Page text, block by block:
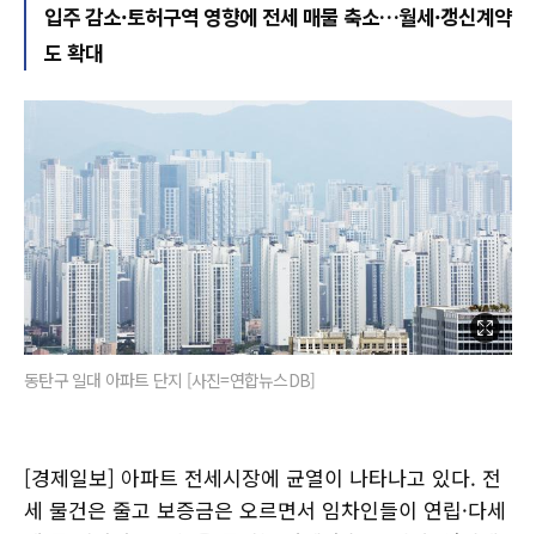
입주 감소·토허구역 영향에 전세 매물 축소…월세·갱신계약
도 확대
동탄구 일대 아파트 단지 [사진=연합뉴스DB]
[경제일보] 아파트 전세시장에 균열이 나타나고 있다. 전
세 물건은 줄고 보증금은 오르면서 임차인들이 연립·다세